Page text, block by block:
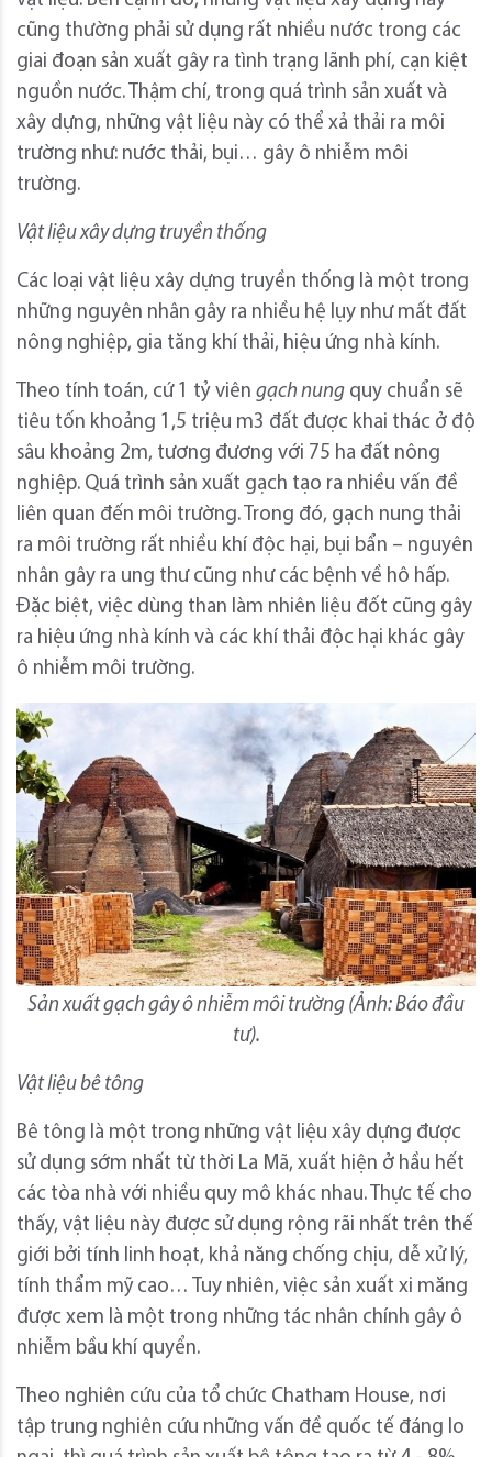
cũng thường phải sử dụng rất nhiều nước trong các
giai đoạn sản xuất gây ra tình trạng lãnh phí, cạn kiệt
nguồn nước. Thậm chí, trong quá trình sản xuất và
xây dựng, những vật liệu này có thể xả thải ra môi
trường như: nước thải, bụi… gây ô nhiễm môi
trường.
Vật liệu xây dựng truyền thống
Các loại vật liệu xây dựng truyền thống là một trong
những nguyên nhân gây ra nhiều hệ lụy như mất đất
nông nghiệp, gia tăng khí thải, hiệu ứng nhà kính.
Theo tính toán, cứ 1 tỷ viên gạch nung quy chuẩn sẽ
tiêu tốn khoảng 1,5 triệu m3 đất được khai thác ở độ
sâu khoảng 2m, tương đương với 75 ha đất nông
nghiệp. Quá trình sản xuất gạch tạo ra nhiều vấn đề
liên quan đến môi trường. Trong đó, gạch nung thải
ra môi trường rất nhiều khí độc hại, bụi bẩn – nguyên
nhân gây ra ung thư cũng như các bệnh về hô hấp.
Đặc biệt, việc dùng than làm nhiên liệu đốt cũng gây
ra hiệu ứng nhà kính và các khí thải độc hại khác gây
ô nhiễm môi trường.
Sản xuất gạch gây ô nhiễm môi trường (Ảnh: Báo đầu
tư).
Vật liệu bê tông
Bê tông là một trong những vật liệu xây dựng được
sử dụng sớm nhất từ thời La Mã, xuất hiện ở hầu hết
các tòa nhà với nhiều quy mô khác nhau. Thực tế cho
thấy, vật liệu này được sử dụng rộng rãi nhất trên thế
giới bởi tính linh hoạt, khả năng chống chịu, dễ xử lý,
tính thẩm mỹ cao… Tuy nhiên, việc sản xuất xi măng
được xem là một trong những tác nhân chính gây ô
nhiễm bầu khí quyển.
Theo nghiên cứu của tổ chức Chatham House, nơi
tập trung nghiên cứu những vấn đề quốc tế đáng lo